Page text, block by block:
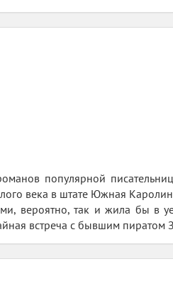
популярной
века в штате Южная
вероятно, так и жила бы в
встреча с бывшим пиратом